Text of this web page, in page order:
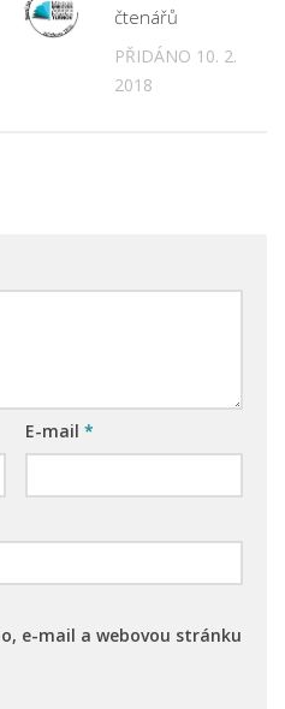
čtenářů
PŘIDÁNO 10. 2.
2018
E-mail *
e-mail a webovou stránku